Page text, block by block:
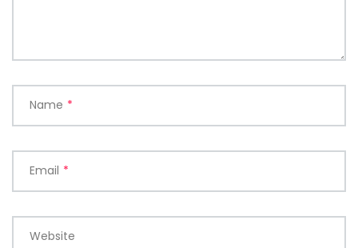
Name *
Email *
Website